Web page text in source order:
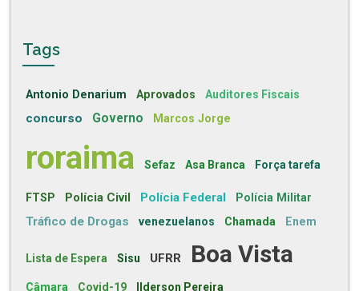
Tags
Antonio Denarium Aprovados Auditores Fiscais
concurso Governo Marcos Jorge
roraima Sefaz Asa Branca Força tarefa
FTSP Polícia Civil Polícia Federal Polícia Militar
Tráfico de Drogas venezuelanos Chamada Enem
Lista de Espera Sisu UFRR Boa Vista
Câmara Covid-19 Ilderson Pereira